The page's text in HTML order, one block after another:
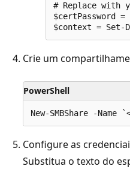
# Replace with
$certPassword
Crie um
PowerShell
Configure as
Substitua o texto do